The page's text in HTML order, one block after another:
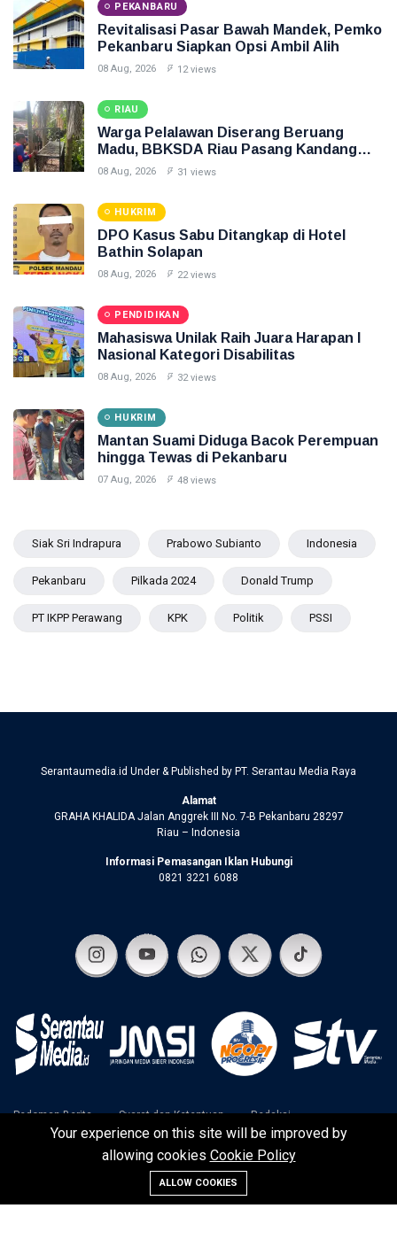
PEKANBARU
Revitalisasi Pasar Bawah Mandek, Pemko
Pekanbaru Siapkan Opsi Ambil Alih
08 Aug, 2026 12 views
RIAU
Warga Pelalawan Diserang Beruang
Madu, BBKSDA Riau Pasang Kandang
Jebak
08 Aug, 2026 31 views
HUKRIM
DPO Kasus Sabu Ditangkap di Hotel
Bathin Solapan
08 Aug, 2026 22 views
PENDIDIKAN
Mahasiswa Unilak Raih Juara Harapan I
Nasional Kategori Disabilitas
08 Aug, 2026 32 views
HUKRIM
Mantan Suami Diduga Bacok Perempuan
hingga Tewas di Pekanbaru
07 Aug, 2026 48 views
Siak Sri Indrapura Prabowo Subianto Indonesia
Pekanbaru Pilkada 2024 Donald Trump
PT IKPP Perawang KPK Politik PSSI
Serantaumedia.id Under & Published by PT. Serantau Media Raya
Alamat
GRAHA KHALIDA Jalan Anggrek III No. 7-B Pekanbaru 28297
Riau – Indonesia
Informasi Pemasangan Iklan Hubungi
0821 3221 6088
Pedoman Berita Syarat dan Ketentuan
Redaksi
Disclaimer
Kebijakan Privasi
Your experience on this site will be improved by
allowing cookies Cookie Policy
ALLOW COOKIES